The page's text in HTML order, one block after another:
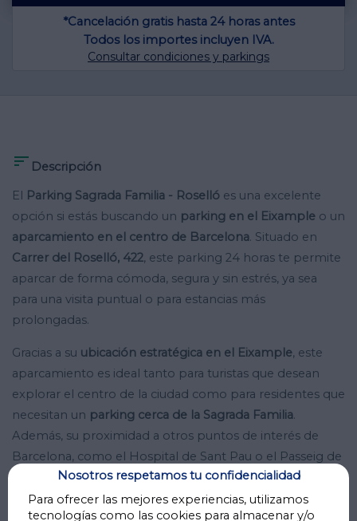
*Cancelación gratis hasta 24 horas antes
Todos los importes incluyen IVA.
Consultar condiciones y parkings
 Descripción
El
Parking Sagrada Familia - Roselló es una excelente
opción si estás buscando un parking en el Eixample o un
aparcamiento en el centro de Barcelona. Situado en
Carrer del Roselló, 422, este parking 24 horas te permite
aparcar de forma cómoda, segura y sin estrés, ya sea
para una visita puntual o para estancias más
prolongadas.
Gracias a su ubicación estratégica en el Eixample, este
aparcamiento es ideal tanto para turistas que desean
explorar el centro de la ciudad como para residentes que
necesitan un parking cerca de la Sagrada Familia.
Además, su proximidad a otros puntos de interés de
Barcelona, como el Hospital de Sant Pau o el Passeig de
Sant Joan, lo convierte en una alternativa muy
conveniente.
Nosotros respetamos tu confidencialidad
Para ofrecer las mejores experiencias, utilizamos
tecnologías como las cookies para almacenar y/o